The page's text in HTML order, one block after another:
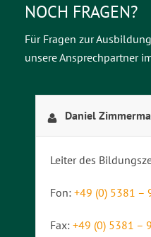
NOCH FRAGEN?
Für Fragen zur
unsere Ansprechpartner
Daniel
Leiter des
Fon: +49 (0) 5381 –
Fax: +49 (0) 5381 –